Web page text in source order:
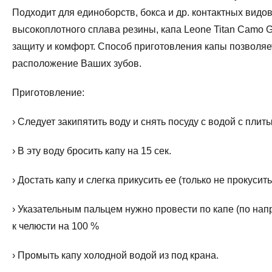
Подходит для единоборств, бокса и др. контактных
высокоплотного сплава резины, капа Leone Titan Camo
защиту и комфорт. Способ приготовления капы
расположение Ваших зубов.
Приготовление:
› Следует закипятить воду и снять посуду с водой с
› В эту воду бросить капу на 15 сек.
› Достать капу и слегка прикусить ее (только не
› Указательным пальцем нужно провести по капе (по
к челюсти на 100 %
› Промыть капу холодной водой из под крана.